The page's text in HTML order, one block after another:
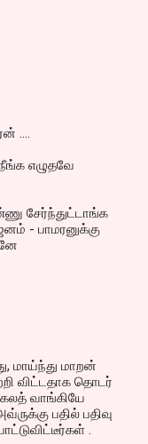
....
எழுதவே
சேர்ந்துட்டாங்க
- பாமரனுக்கு
மாய்ந்து மாறன்
விட்டதாக தொடர்
வாங்கியே
பதில் பதிவு
.